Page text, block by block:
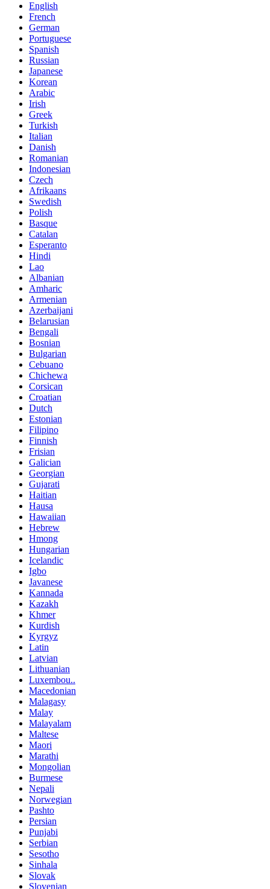
English
French
German
Portuguese
Spanish
Russian
Japanese
Korean
Arabic
Irish
Greek
Turkish
Italian
Danish
Romanian
Indonesian
Czech
Afrikaans
Swedish
Polish
Basque
Catalan
Esperanto
Hindi
Lao
Albanian
Amharic
Armenian
Azerbaijani
Belarusian
Bengali
Bosnian
Bulgarian
Cebuano
Chichewa
Corsican
Croatian
Dutch
Estonian
Filipino
Finnish
Frisian
Galician
Georgian
Gujarati
Haitian
Hausa
Hawaiian
Hebrew
Hmong
Hungarian
Icelandic
Igbo
Javanese
Kannada
Kazakh
Khmer
Kurdish
Kyrgyz
Latin
Latvian
Lithuanian
Luxembou..
Macedonian
Malagasy
Malay
Malayalam
Maltese
Maori
Marathi
Mongolian
Burmese
Nepali
Norwegian
Pashto
Persian
Punjabi
Serbian
Sesotho
Sinhala
Slovak
Slovenian